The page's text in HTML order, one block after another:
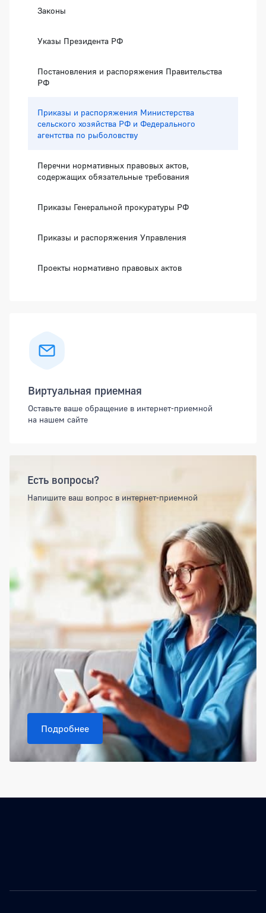
Законы
Указы Президента РФ
Постановления и распоряжения Правительства
РФ
Приказы и распоряжения Министерства
сельского хозяйства РФ и Федерального
агентства по рыболовству
Перечни нормативных правовых актов,
содержащих обязательные требования
Приказы Генеральной прокуратуры РФ
Приказы и распоряжения Управления
Проекты нормативно правовых актов
Виртуальная приемная
Оставьте ваше обращение в интернет-приемной
на нашем сайте
Есть вопросы?
Напишите ваш вопрос в интернет-приемной
Подробнее